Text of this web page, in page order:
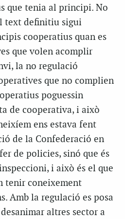
que tenia al principi. No
text definitiu sigui
cooperatius quan es
que volen acomplir
la no regulació
que no complien
poguessin
de cooperativa, i això
ens estava fent
de la Confederació en
de policies, sinó que és
i això és el que
tenir coneixement
Amb la regulació es posa
altres sector a